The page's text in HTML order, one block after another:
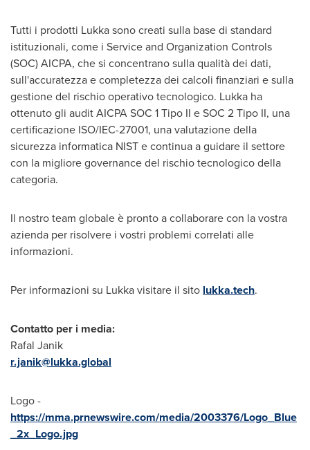
Tutti i prodotti Lukka sono creati sulla base di standard
istituzionali, come i Service and Organization Controls
(SOC) AICPA, che si concentrano sulla qualità dei dati,
sull'accuratezza e completezza dei calcoli finanziari e sulla
gestione del rischio operativo tecnologico. Lukka ha
ottenuto gli audit AICPA SOC 1 Tipo II e SOC 2 Tipo II, una
certificazione ISO/IEC-27001, una valutazione della
sicurezza informatica NIST e continua a guidare il settore
con la migliore governance del rischio tecnologico della
categoria.
Il nostro team globale è pronto a collaborare con la vostra
azienda per risolvere i vostri problemi correlati alle
informazioni.
Per informazioni su Lukka visitare il sito lukka.tech.
Contatto per i media:
Rafal Janik
r.janik@lukka.global
Logo -
https://mma.prnewswire.com/media/2003376/Logo_Blue
_2x_Logo.jpg